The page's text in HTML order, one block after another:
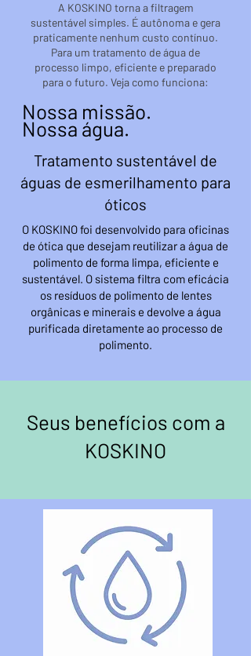
A KOSKINO torna a filtragem
sustentável simples. É autônoma e gera
praticamente nenhum custo contínuo.
Para um tratamento de água de
processo limpo, eficiente e preparado
para o futuro. Veja como funciona:
Nossa missão.
Nossa água.
Tratamento sustentável de
águas de esmerilhamento para
óticos
O KOSKINO foi desenvolvido para oficinas
de ótica que desejam reutilizar a água de
polimento de forma limpa, eficiente e
sustentável. O sistema filtra com eficácia
os resíduos de polimento de lentes
orgânicas e minerais e devolve a água
purificada diretamente ao processo de
polimento.
Seus benefícios com a
KOSKINO